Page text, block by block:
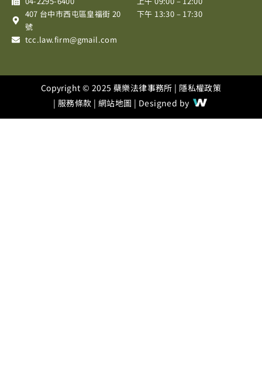
k
a
下午 13:30 – 17:30
407 台中市西屯區皇福街 20
號
tcc.law.firm@gmail.com
Copyright © 2025 蘗樂法律事務所 | 隱私權政策
| 服務條款 | 網站地圖 | Designed by